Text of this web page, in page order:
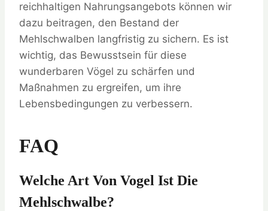
reichhaltigen Nahrungsangebots können wir
dazu beitragen, den Bestand der
Mehlschwalben langfristig zu sichern. Es ist
wichtig, das Bewusstsein für diese
wunderbaren Vögel zu schärfen und
Maßnahmen zu ergreifen, um ihre
Lebensbedingungen zu verbessern.
FAQ
Welche Art Von Vogel Ist Die
Mehlschwalbe?